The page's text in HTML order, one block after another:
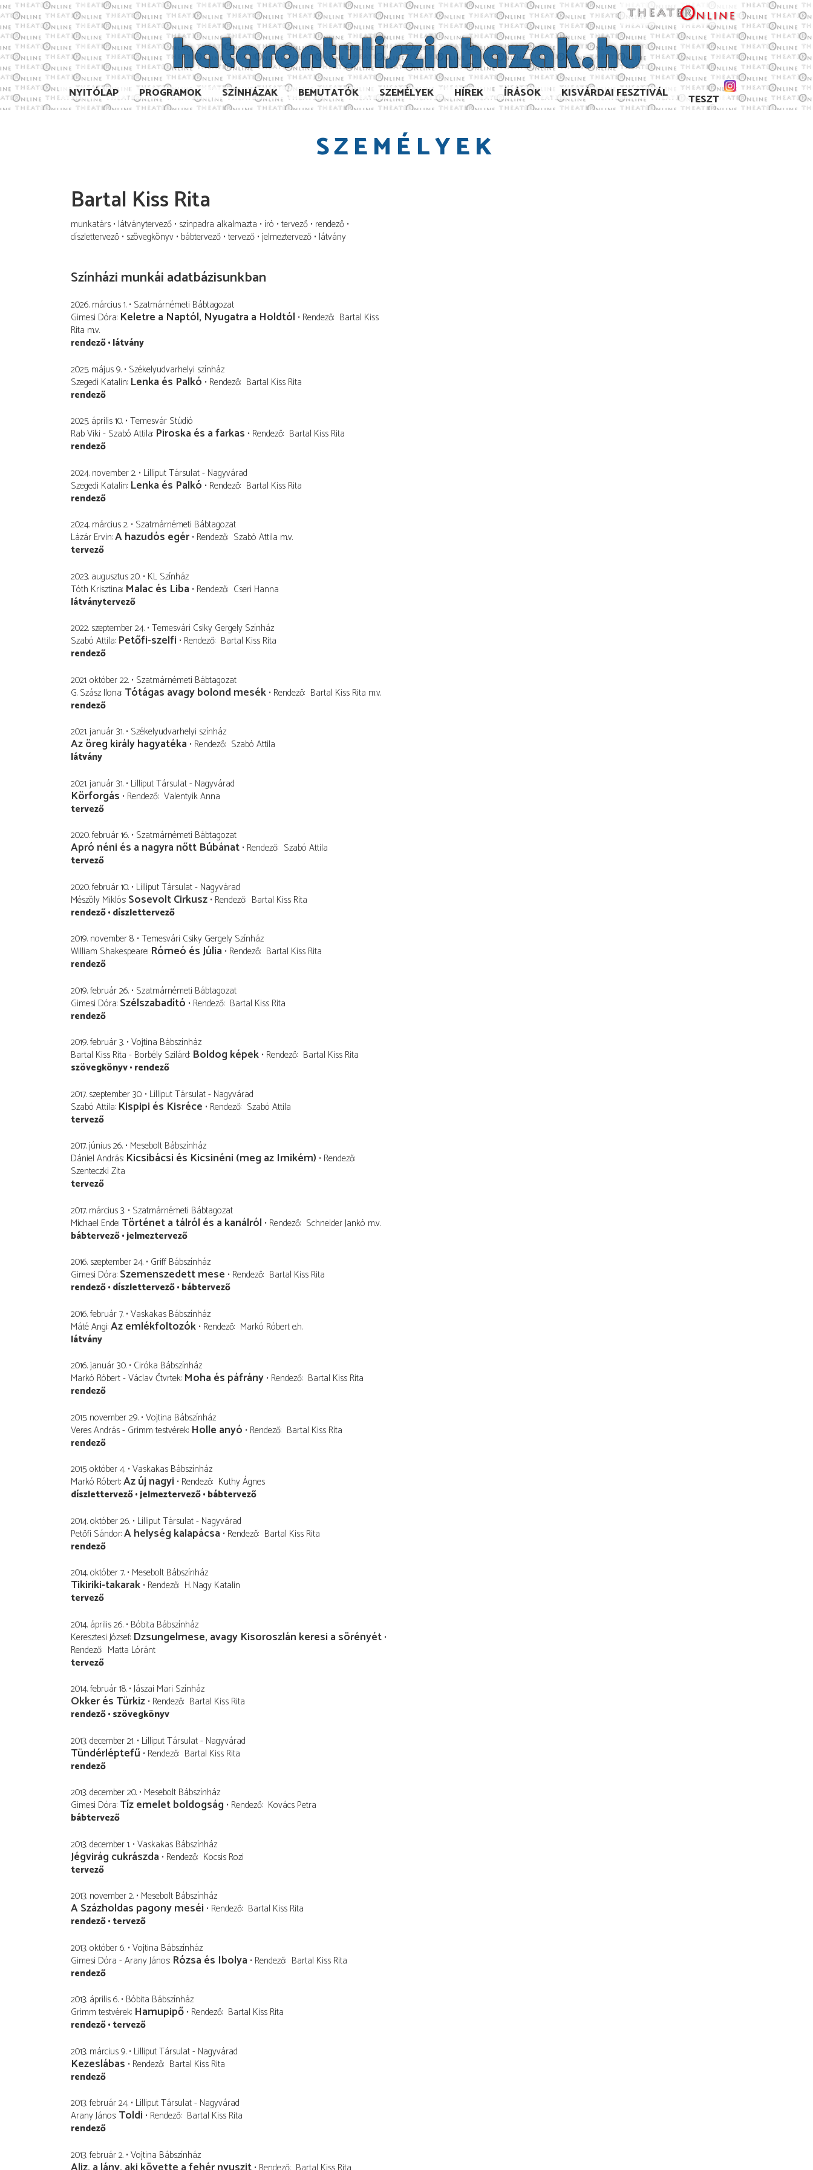
NYITÓLAP PROGRAMOK SZÍNHÁZAK BEMUTATÓK SZEMÉLYEK HÍREK ÍRÁSOK KISVÁRDAI FESZTIVÁL TESZT
SZEMÉLYEK
Bartal Kiss Rita
munkatárs látványtervező színpadra alkalmazta író tervező rendező
díszlettervező szövegkönyv bábtervező tervező jelmeztervező látvány
Színházi munkái adatbázisunkban
2026. március 1. Szatmárnémeti Bábtagozat
Gimesi Dóra Keletre a Naptól, Nyugatra a Holdtól Rendező Bartal Kiss
Rita m.v.
rendező látvány
2025. május 9. Székelyudvarhelyi színház
Szegedi Katalin Lenka és Palkó Rendező Bartal Kiss Rita
rendező
2025. április 10. Temesvár Stúdió
Rab Viki - Szabó Attila Piroska és a farkas Rendező Bartal Kiss Rita
rendező
2024. november 2. Lilliput Társulat - Nagyvárad
Szegedi Katalin Lenka és Palkó Rendező Bartal Kiss Rita
rendező
2024. március 2. Szatmárnémeti Bábtagozat
Lázár Ervin A hazudós egér Rendező Szabó Attila m.v.
tervező
2023. augusztus 20. KL Színház
Tóth Krisztina Malac és Liba Rendező Cseri Hanna
látványtervező
2022. szeptember 24. Temesvári Csiky Gergely Színház
Szabó Attila Petőfi-szelfi Rendező Bartal Kiss Rita
rendező
2021. október 22. Szatmárnémeti Bábtagozat
G. Szász Ilona Tótágas avagy bolond mesék Rendező Bartal Kiss Rita m.v.
rendező
2021. január 31. Székelyudvarhelyi színház
Az öreg király hagyatéka Rendező Szabó Attila
látvány
2021. január 31. Lilliput Társulat - Nagyvárad
Körforgás Rendező Valentyik Anna
tervező
2020. február 16. Szatmárnémeti Bábtagozat
Apró néni és a nagyra nőtt Búbánat Rendező Szabó Attila
tervező
2020. február 10. Lilliput Társulat - Nagyvárad
Mészöly Miklós Sosevolt Cirkusz Rendező Bartal Kiss Rita
rendező díszlettervező
2019. november 8. Temesvári Csiky Gergely Színház
William Shakespeare Rómeó és Júlia Rendező Bartal Kiss Rita
rendező
2019. február 26. Szatmárnémeti Bábtagozat
Gimesi Dóra Szélszabadító Rendező Bartal Kiss Rita
rendező
2019. február 3. Vojtina Bábszínház
Bartal Kiss Rita - Borbély Szilárd Boldog képek Rendező Bartal Kiss Rita
szövegkönyv rendező
2017. szeptember 30. Lilliput Társulat - Nagyvárad
Szabó Attila Kispipi és Kisréce Rendező Szabó Attila
tervező
2017. június 26. Mesebolt Bábszínház
Dániel András Kicsibácsi és Kicsinéni (meg az Imikém) Rendező
Szenteczki Zita
tervező
2017. március 3. Szatmárnémeti Bábtagozat
Michael Ende Történet a tálról és a kanálról Rendező Schneider Jankó m.v.
bábtervező jelmeztervező
2016. szeptember 24. Griff Bábszínház
Gimesi Dóra Szemenszedett mese Rendező Bartal Kiss Rita
rendező díszlettervező bábtervező
2016. február 7. Vaskakas Bábszínház
Máté Angi Az emlékfoltozók Rendező Markó Róberte.h.
látvány
2016. január 30. Ciróka Bábszínház
Markó Róbert - Václav Čtvrtek Moha és páfrány Rendező Bartal Kiss Rita
rendező
2015. november 29. Vojtina Bábszínház
Veres András - Grimm testvérek Holle anyó Rendező Bartal Kiss Rita
rendező
2015. október 4. Vaskakas Bábszínház
Markó Róbert Az új nagyi Rendező Kuthy Ágnes
díszlettervező jelmeztervező bábtervező
2014. október 26. Lilliput Társulat - Nagyvárad
Petőfi Sándor A helység kalapácsa Rendező Bartal Kiss Rita
rendező
2014. október 7. Mesebolt Bábszínház
Tikiriki-takarak Rendező H. Nagy Katalin
tervező
2014. április 26. Bóbita Bábszínház
Keresztesi József Dzsungelmese, avagy Kisoroszlán keresi a sörényét
Rendező Matta Lóránt
tervező
2014. február 18. Jászai Mari Színház
Okker és Türkiz Rendező Bartal Kiss Rita
rendező szövegkönyv
2013. december 21. Lilliput Társulat - Nagyvárad
Tündérléptefű Rendező Bartal Kiss Rita
rendező
2013. december 20. Mesebolt Bábszínház
Gimesi Dóra Tíz emelet boldogság Rendező Kovács Petra
bábtervező
2013. december 1. Vaskakas Bábszínház
Jégvirág cukrászda Rendező Kocsis Rozi
tervező
2013. november 2. Mesebolt Bábszínház
A Százholdas pagony meséi Rendező Bartal Kiss Rita
rendező tervező
2013. október 6. Vojtina Bábszínház
Gimesi Dóra - Arany János Rózsa és Ibolya Rendező Bartal Kiss Rita
rendező
2013. április 6. Bóbita Bábszínház
Grimm testvérek Hamupipő Rendező Bartal Kiss Rita
rendező tervező
2013. március 9. Lilliput Társulat - Nagyvárad
Kezeslábas Rendező Bartal Kiss Rita
rendező
2013. február 24. Lilliput Társulat - Nagyvárad
Arany János Toldi Rendező Bartal Kiss Rita
rendező
2013. február 2. Vojtina Bábszínház